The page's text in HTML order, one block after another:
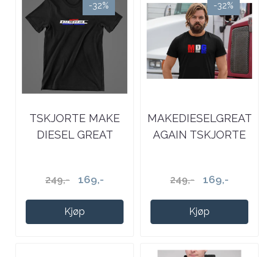
-32%
TSKJORTE MAKE
DIESEL GREAT
249,- 169,-
Kjøp
-32%
MAKEDIESELGREAT
AGAIN TSKJORTE
249,- 169,-
Kjøp